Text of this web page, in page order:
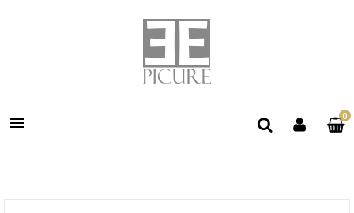
 0